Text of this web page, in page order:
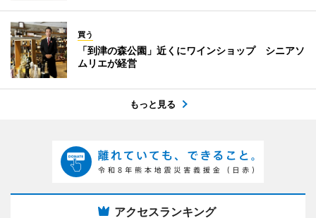
買う
「到津の森公園」近くにワインショップ シニアソ
ムリエが経営
もっと見る
アクセスランキング